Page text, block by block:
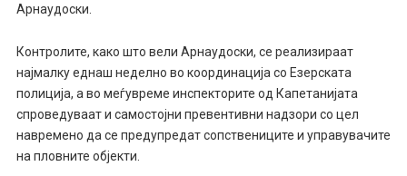
Арнаудоски.
Контролите, како што вели Арнаудоски, се реализираат
најмалку еднаш неделно во координација со Езерската
полиција, а во меѓувреме инспекторите од Капетанијата
спроведуваат и самостојни превентивни надзори со цел
навремено да се предупредат сопствениците и управувачите
на пловните објекти.